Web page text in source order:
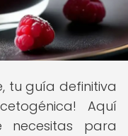
tu guía definitiva
Aquí
para